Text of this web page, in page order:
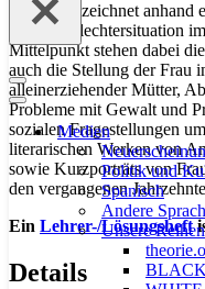
Navigationsmenü
Navigationsmenü
Medien
Politik und
Spanisch
Andere
Unsere Reihen
Der Band zeichnet
der Geschlechtersituation
Mittelpunkt stehen dabei
auch die Stellung der Frau
alleinerziehender Mütter,
Probleme mit Gewalt und
sozialen Fragestellungen
literarischen Werken von
sowie Kurzporträts von
den vergangenen
Ein Lehrer-/Lösungsheft
Details